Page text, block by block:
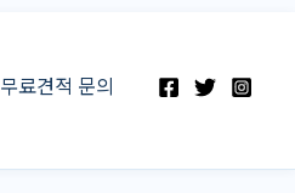
무료견적 문의